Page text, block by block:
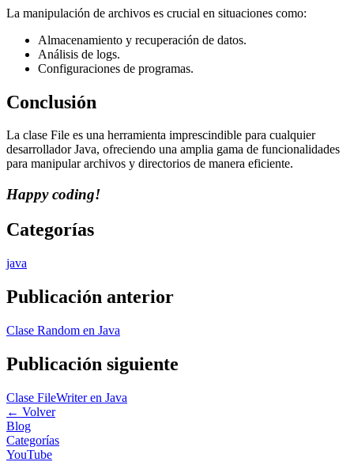
La manipulación de archivos es crucial en situaciones como:
Almacenamiento y recuperación de datos.
Análisis de logs.
Configuraciones de programas.
Conclusión
La clase File es una herramienta imprescindible para cualquier
desarrollador Java, ofreciendo una amplia gama de funcionalidades
para manipular archivos y directorios de manera eficiente.
Happy coding!
Categorías
java
Publicación anterior
Clase Random en Java
Publicación siguiente
Clase FileWriter en Java
← Volver
Blog
Categorías
YouTube